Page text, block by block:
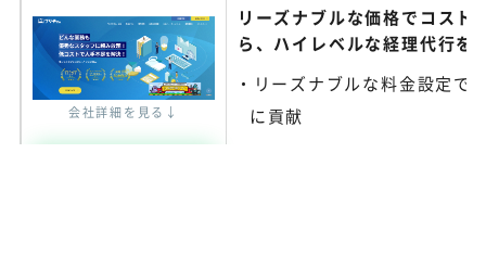
会社詳細を見る↓
リーズナブルな価格でコスト
ら、ハイレベルな経理代行を
リーズナブルな料金設定で
に貢献